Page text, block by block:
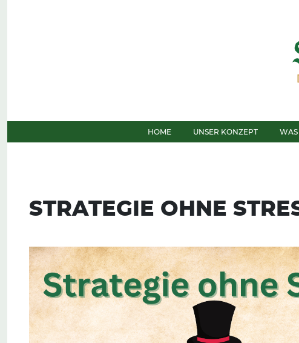
HOME UNSER KONZEPT
STRATEGIE OHNE